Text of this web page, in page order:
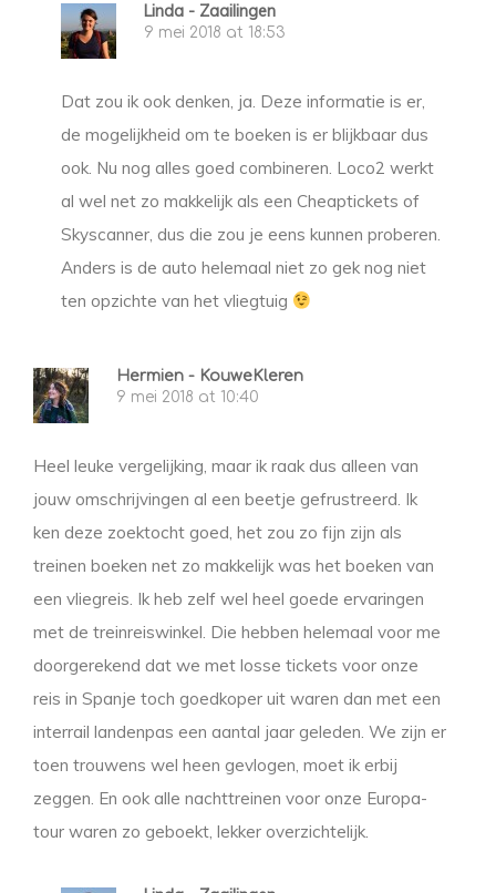
Linda - Zaailingen
9 mei 2018 at 18:53
Dat zou ik ook denken, ja. Deze informatie is er,
de mogelijkheid om te boeken is er blijkbaar dus
ook. Nu nog alles goed combineren. Loco2 werkt
al wel net zo makkelijk als een Cheaptickets of
Skyscanner, dus die zou je eens kunnen proberen.
Anders is de auto helemaal niet zo gek nog niet
ten opzichte van het vliegtuig
Hermien - KouweKleren
9 mei 2018 at 10:40
Heel leuke vergelijking, maar ik raak dus alleen van
jouw omschrijvingen al een beetje gefrustreerd. Ik
ken deze zoektocht goed, het zou zo fijn zijn als
treinen boeken net zo makkelijk was het boeken van
een vliegreis. Ik heb zelf wel heel goede ervaringen
met de treinreiswinkel. Die hebben helemaal voor me
doorgerekend dat we met losse tickets voor onze
reis in Spanje toch goedkoper uit waren dan met een
interrail landenpas een aantal jaar geleden. We zijn er
toen trouwens wel heen gevlogen, moet ik erbij
zeggen. En ook alle nachttreinen voor onze Europa-
tour waren zo geboekt, lekker overzichtelijk.